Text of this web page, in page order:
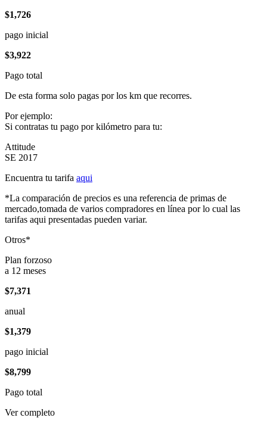
$1,726
pago inicial
$3,922
Pago total
De esta forma solo pagas por los km que recorres.
Por ejemplo:
Si contratas tu pago por kilómetro para tu:
Attitude
SE 2017
Encuentra tu tarifa aqui
*La comparación de precios es una referencia de primas de
mercado,tomada de varios compradores en línea por lo cual las
tarifas aqui presentadas pueden variar.
Otros*
Plan forzoso
a 12 meses
$7,371
anual
$1,379
pago inicial
$8,799
Pago total
Ver completo